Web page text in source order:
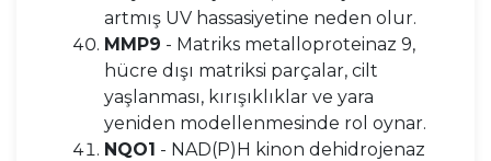
artmış UV hassasiyetine neden olur.
MMP9 - Matriks metalloproteinaz 9,
hücre dışı matriksi parçalar, cilt
yaşlanması, kırışıklıklar ve yara
yeniden modellenmesinde rol oynar.
NQO1 - NAD(P)H kinon dehidrojenaz